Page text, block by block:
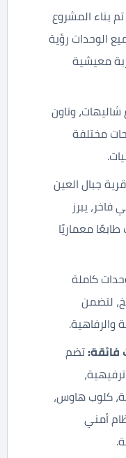
تم بناء المشروع
الوحدات رؤية
معيشية
وتاون
مختلفة
جبال العين
فاخر، يبرز
معماريًا
كاملة
لتضمن
فائقة:تضم
كلوب هاوس،
أمني